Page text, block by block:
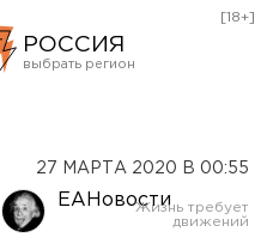
РОССИЯ
Оренбург
[18+]
27 МАРТА 2020 В 00:55
ЕАНовости